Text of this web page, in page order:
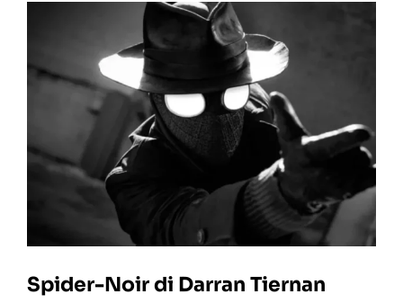
Spider-Noir di Darran Tiernan